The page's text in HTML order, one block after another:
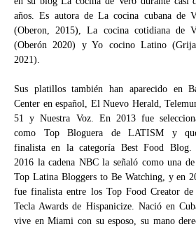
años. Es autora de La cocina cubana de
(Oberon, 2015), La cocina cotidiana de
(Oberón 2020) y Yo cocino Latino
2021).
Sus platillos también han aparecido en
Center en español, El Nuevo Herald,
51 y Nuestra Voz. En 2013 fue
como Top Bloguera de LATISM y
finalista en la categoría Best Food Blog.
2016 la cadena NBC la señaló como una
Top Latina Bloggers to Be Watching, y en
fue finalista entre los Top Food Creator de
Tecla Awards de Hispanicize. Nació en
vive en Miami con su esposo, su mano